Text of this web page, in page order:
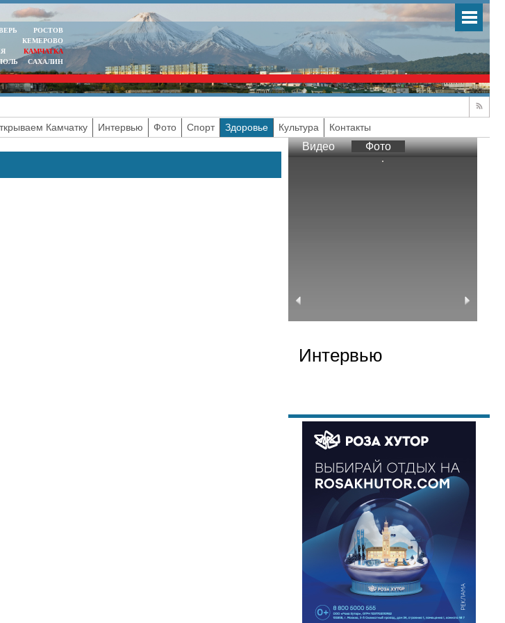
РОСТОВ
КЕМЕРОВО
КАМЧАТКА
САХАЛИН
Камчатку Интервью Фото Спорт Здоровье Культура Контакты
Видео Фото
Интервью